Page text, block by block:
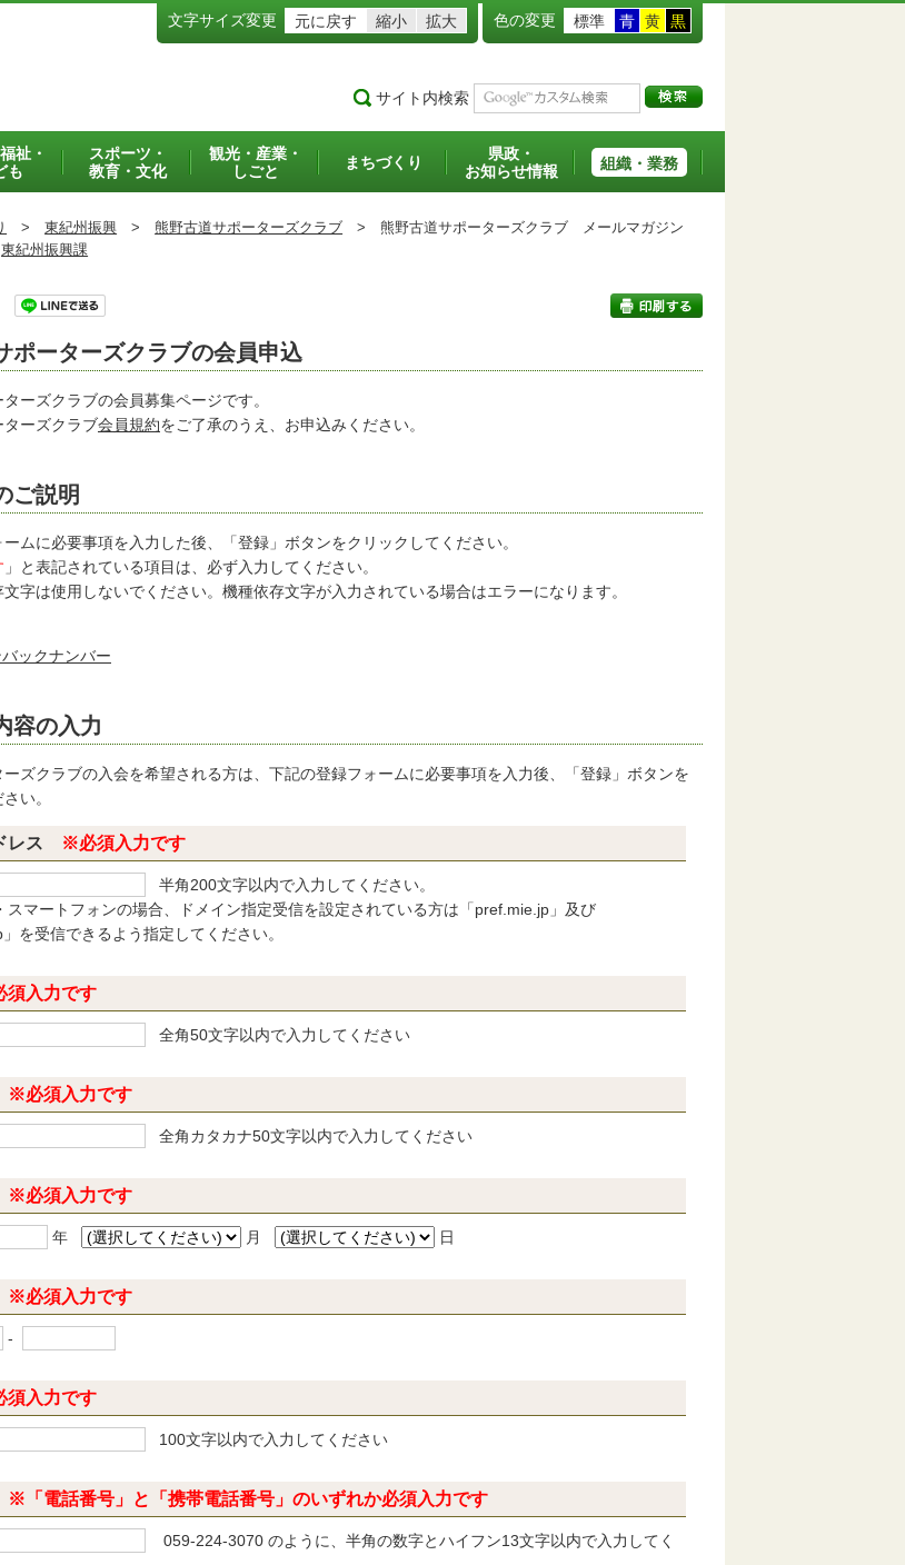
文字サイズ変更 元に戻す 縮小 拡大 色の変更 標準 青 黄 黒
サイト内検索
祉・
も
スポーツ・
教育・文化
観光・産業・
しごと
まちづくり
県政・
お知らせ情報
組織・業務
> 東紀州振興 > 熊野古道サポーターズクラブ > 熊野古道サポーターズクラブ メールマガジン
東紀州振興課
ポーターズクラブの会員申込
ーズクラブの会員募集ページです。
ーズクラブ会員規約をご了承のうえ、お申込みください。
ご説明
ムに必要事項を入力した後、「登録」ボタンをクリックしてください。
」と表記されている項目は、必ず入力してください。
字は使用しないでください。機種依存文字が入力されている場合はエラーになります。
ックナンバー
容の入力
ズクラブの入会を希望される方は、下記の登録フォームに必要事項を入力後、「登録」ボタンを
い。
レス ※必須入力です
半角200文字以内で入力してください。
マートフォンの場合、ドメイン指定受信を設定されている方は「pref.mie.jp」及び
」を受信できるよう指定してください。
須入力です
全角50文字以内で入力してください
※必須入力です
全角カタカナ50文字以内で入力してください
※必須入力です
年 月 日
※必須入力です
-
須入力です
100文字以内で入力してください
※「電話番号」と「携帯電話番号」のいずれか必須入力です
059-224-3070 のように、半角の数字とハイフン13文字以内で入力してく